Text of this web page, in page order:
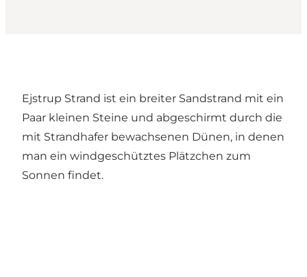
Ejstrup Strand ist ein breiter Sandstrand mit ein
Paar kleinen Steine und abgeschirmt durch die
mit Strandhafer bewachsenen Dünen, in denen
man ein windgeschütztes Plätzchen zum
Sonnen findet.